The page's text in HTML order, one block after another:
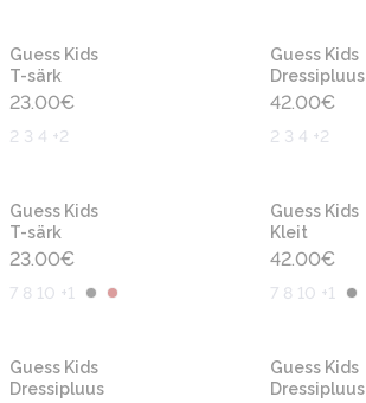
Guess Kids
T-särk
23.00€
2 3 4 +2
Guess Kids
Dressipluus
42.00€
2 3 4 +2
Guess Kids
T-särk
23.00€
7 8 10 +1
Guess Kids
Kleit
42.00€
7 8 10 +1
Guess Kids
Dressipluus
Guess Kids
Dressipluus